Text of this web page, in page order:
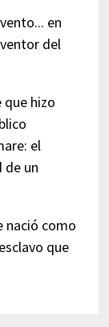
en
del
que hizo
el
de un
nació como
que